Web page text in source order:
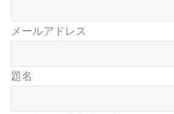
メールアドレス
題名